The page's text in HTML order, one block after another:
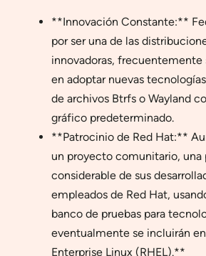
**Innovación Constante:**
por ser una de las
innovadoras, frecuentemente
en adoptar nuevas
de archivos Btrfs o Wayland
gráfico predeterminado.
**Patrocinio de Red Hat:**
un proyecto comunitario, una
considerable de sus
empleados de Red Hat,
banco de pruebas para
eventualmente se incluirán
Enterprise Linux (RHEL).**